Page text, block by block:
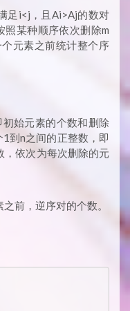
足i<j，且Ai>Aj的数对
照某种顺序依次删除m
元素之前统计整个序
始元素的个数和删除
到n之间的正整数，即
，依次为每次删除的元
前，逆序对的个数。